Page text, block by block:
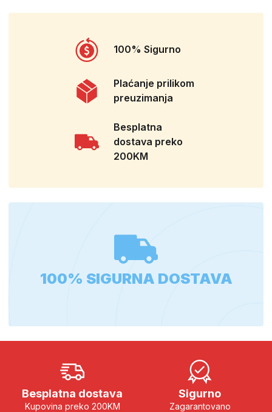
100% Sigurno
Plaćanje prilikom
preuzimanja
Besplatna
dostava preko
200KM
100% SIGURNA DOSTAVA
Besplatna dostava
Kupovina preko 200KM
Sigurno
Zagarantovano